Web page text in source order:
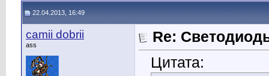
22.04.2013, 16:49
camii dobrii
ass
Re:
Цитата: